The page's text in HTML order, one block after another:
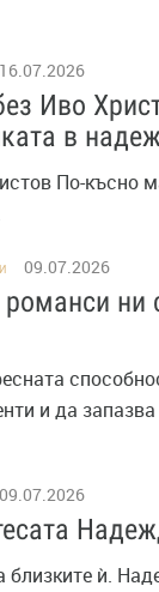
16.07.2026
Иво
в
По-късно
09.07.2026
ни
и да
09.07.2026
близките ѝ.